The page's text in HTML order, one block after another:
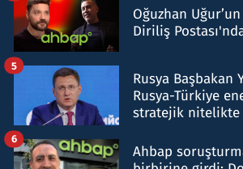
Oğuzhan
Diriliş
Rusya Başbakan
Rusya-Türkiye
stratejik nitelikte
5
Ahbap
6